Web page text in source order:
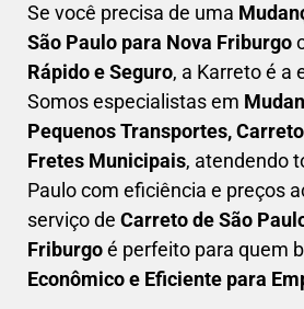
Se você precisa de uma
São Paulo para Nova Friburgo
Rápido e Seguro, a Karreto é a
Somos especialistas em
Pequenos Transportes,
Fretes Municipais, atendendo
Paulo com eficiência e preços
serviço de Carretode São
Friburgoé perfeito para quem
Econômico e Eficiente para